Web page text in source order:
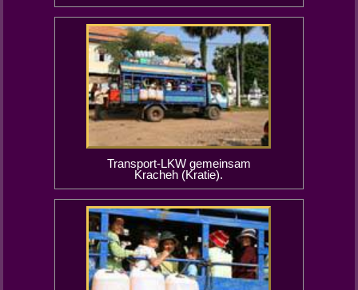
Transport-LKW gemeinsam
Kracheh (Kratie).